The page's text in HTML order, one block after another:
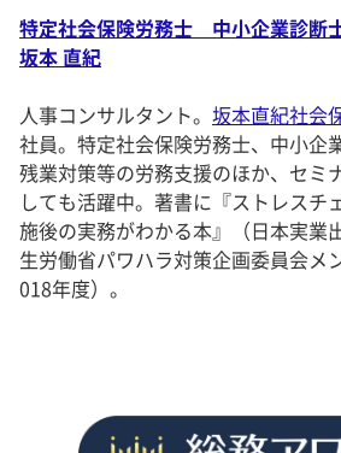
特定社会保険労務士 中小企業診断
坂本 直紀
人事コンサルタント。 坂本直紀社会
社員。特定社会保険労務士、中小企
残業対策等の労務支援のほか、セミ
しても活躍中。著書に『ストレス
施後の実務がわかる本』（日本実業
生労働省パワハラ対策企画委員会メ
018年度）。